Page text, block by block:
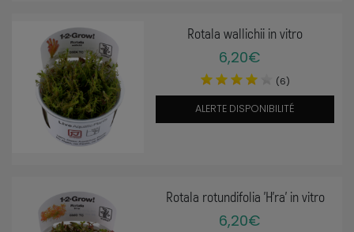
Rotala wallichii in vitro
6,20€
(6)
ALERTE DISPONIBILITÉ
Rotala rotundifolia 'H'ra' in vitro
6,20€